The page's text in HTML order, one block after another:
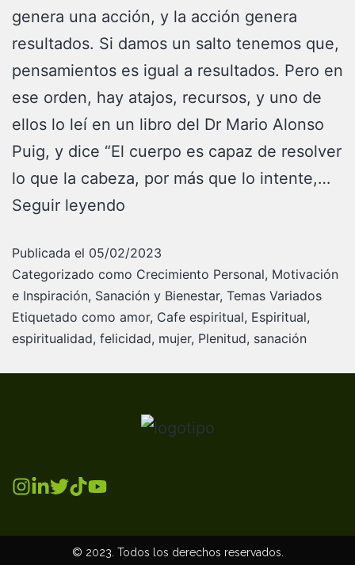
genera una acción, y la acción genera
resultados. Si damos un salto tenemos que,
pensamientos es igual a resultados. Pero en
ese orden, hay atajos, recursos, y uno de
ellos lo leí en un libro del Dr Mario Alonso
Puig, y dice “El cuerpo es capaz de resolver
lo que la cabeza, por más que lo intente,…
Seguir leyendo
Publicada el 05/02/2023
Categorizado como Crecimiento Personal, Motivación
e Inspiración, Sanación y Bienestar, Temas Variados
Etiquetado como amor, Cafe espiritual, Espiritual,
espiritualidad, felicidad, mujer, Plenitud, sanación
© 2023. Todos los derechos reservados.